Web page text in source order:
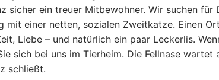
sicher ein treuer Mitbewohner. Wir suchen für
mit einer netten, sozialen Zweitkatze. Einen
Liebe – und natürlich ein paar Leckerlis.
sich bei uns im Tierheim. Die Fellnase wartet
schließt.